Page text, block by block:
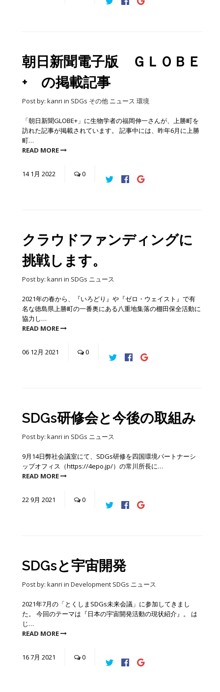
朝日新聞電子版 ＧＬＯＢＥ
+ の掲載記事
Post by: kanri in SDGs その他 ニュース 環境
「朝日新聞GLOBE+」に生物学者の福岡伸一さんが、上勝町を
訪れた記事が掲載されています。 記事中には、昨年6月に上勝
町…
READ MORE
14 1月 2022 0
クラウドファンディングに
挑戦します。
Post by: kanri in SDGs ニュース
2021年の春から、『いろどり』や『ゼロ・ウェイスト』で有
名な徳島県上勝町の一番奥にある八重地集落の棚田保全活動に
協力し…
READ MORE
06 12月 2021 0
SDGs研修会と今後の取組み
Post by: kanri in SDGs ニュース
9月14日弊社会議室にて、SDGs研修を四国環境パートナーシ
ップオフィス（https://4epo.jp/）の常川所長に…
READ MORE
229月 2021 0
SDGsと宇宙開発
Post by: kanri in Development SDGs ニュース
2021年7月の「とくしまSDGs未来会議」に参加してきまし
た。 今回のテーマは『日本の宇宙開発活動の現状紹介』。 は
じ…
READ MORE
167月 2021 0